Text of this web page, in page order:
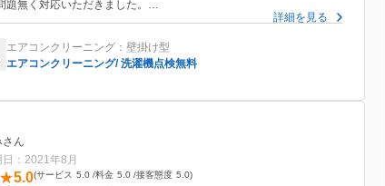
題無く対応いただきました。
ても丁寧にクリーニングしていただき感謝しています。エアコンの
詳細を見る
エアコンクリーニング：壁掛け型
エアコンクリーニング/ 洗濯機点検無料
さん
日：2021年8月
5.0 サービス 5.0 料金 5.0 接客態度 5.0